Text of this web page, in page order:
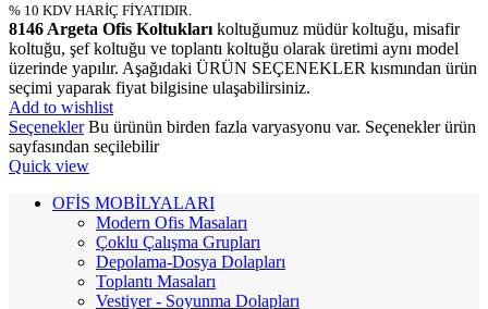
% 10 KDV HARİÇ FİYATIDIR.
8146 Argeta Ofis Koltukları koltuğumuz müdür koltuğu, misafir
koltuğu, şef koltuğu ve toplantı koltuğu olarak üretimi aynı model
üzerinde yapılır. Aşağıdaki ÜRÜN SEÇENEKLER kısmından ürün
seçimi yaparak fiyat bilgisine ulaşabilirsiniz.
Add to wishlist
Seçenekler Bu ürünün birden fazla varyasyonu var. Seçenekler ürün
sayfasından seçilebilir
Quick view
OFİS MOBİLYALARI
Modern Ofis Masaları
Çoklu Çalışma Grupları
Depolama-Dosya Dolapları
Toplantı Masaları
Vestiyer - Soyunma Dolapları